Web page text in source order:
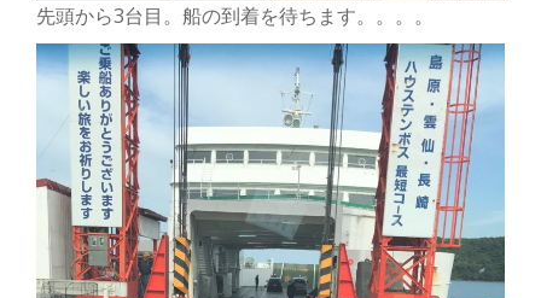
先頭から3台目。船の到着を待ちます。。。。